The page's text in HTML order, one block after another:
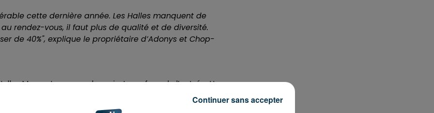
cette dernière année. Les Halles manquent de
rendez-vous, il faut plus de qualité et de diversité.
de 40%", explique le propriétaire d’Adonys et Chop-
Mazerat pour se placer juste en face de l’entrée. Un
un peu de manque de visibilité. Mais parce que
se retrouvait un peu tout seul."
Continuer sans accepter